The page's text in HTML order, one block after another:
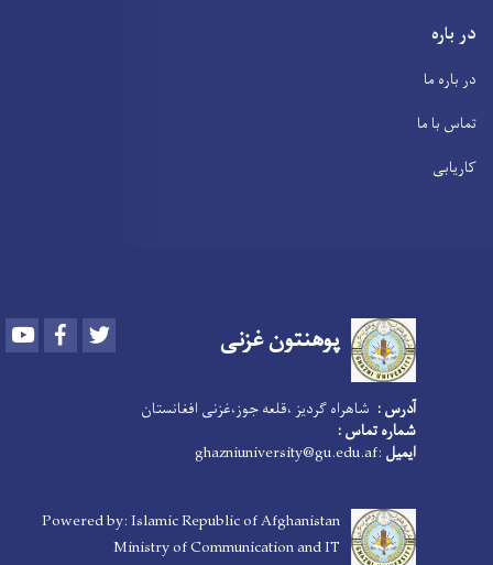
پوهنتونغزنی Twitter
شاهراه گردیز ،قلعه جوز،غزنی افغانستان
Powered by: Islamic Republic of Afghanistan
Ministry of Communication and IT